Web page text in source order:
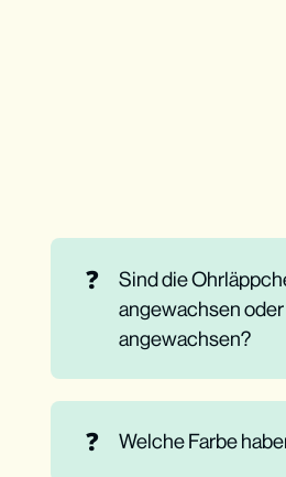
❓
Sind die
angewachsen
angewachsen?
❓ Welche Farbe